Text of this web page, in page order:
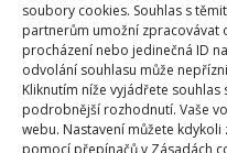
soubory cookies. Souhlas s
partnerům umožní zpracovávat
procházení nebo jedinečná ID
odvolání souhlasu může
Kliknutím níže vyjádřete
podrobnější rozhodnutí. Vaše
webu. Nastavení můžete
pomocí přepínačů v Zásadách
Fotografie: Pixabay
Vhodné
kabelu